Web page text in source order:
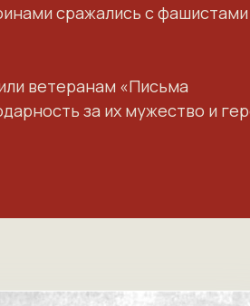
сражались с фашистами
ветеранам «Письма
за их мужество и